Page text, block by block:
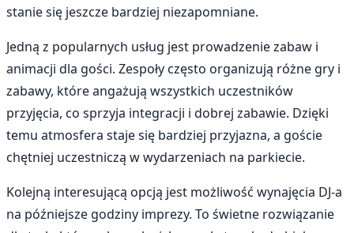
stanie się jeszcze bardziej niezapomniane.
Jedną z popularnych usług jest prowadzenie zabaw i
animacji dla gości. Zespoły często organizują różne gry i
zabawy, które angażują wszystkich uczestników
przyjęcia, co sprzyja integracji i dobrej zabawie. Dzięki
temu atmosfera staje się bardziej przyjazna, a goście
chętniej uczestniczą w wydarzeniach na parkiecie.
Kolejną interesującą opcją jest możliwość wynajęcia DJ-a
na późniejsze godziny imprezy. To świetne rozwiązanie